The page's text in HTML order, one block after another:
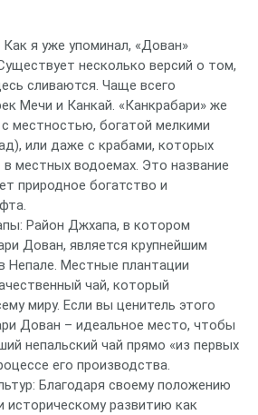
я уже упоминал, «Дован»
несколько версий о том,
сливаются. Чаще всего
Мечи и Канкай. «Канкрабари» же
местностью, богатой мелкими
или даже с крабами, которых
местных водоемах. Это название
природное богатство и
Район Джхапа, в котором
Дован, является крупнейшим
Непале. Местные плантации
чай, который
миру. Если вы ценитель этого
Дован – идеальное место, чтобы
непальский чай прямо «из первых
его производства.
Благодаря своему положению
историческому развитию как